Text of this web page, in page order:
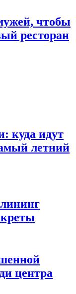
чтобы
ресторан
куда идут
летний
центра